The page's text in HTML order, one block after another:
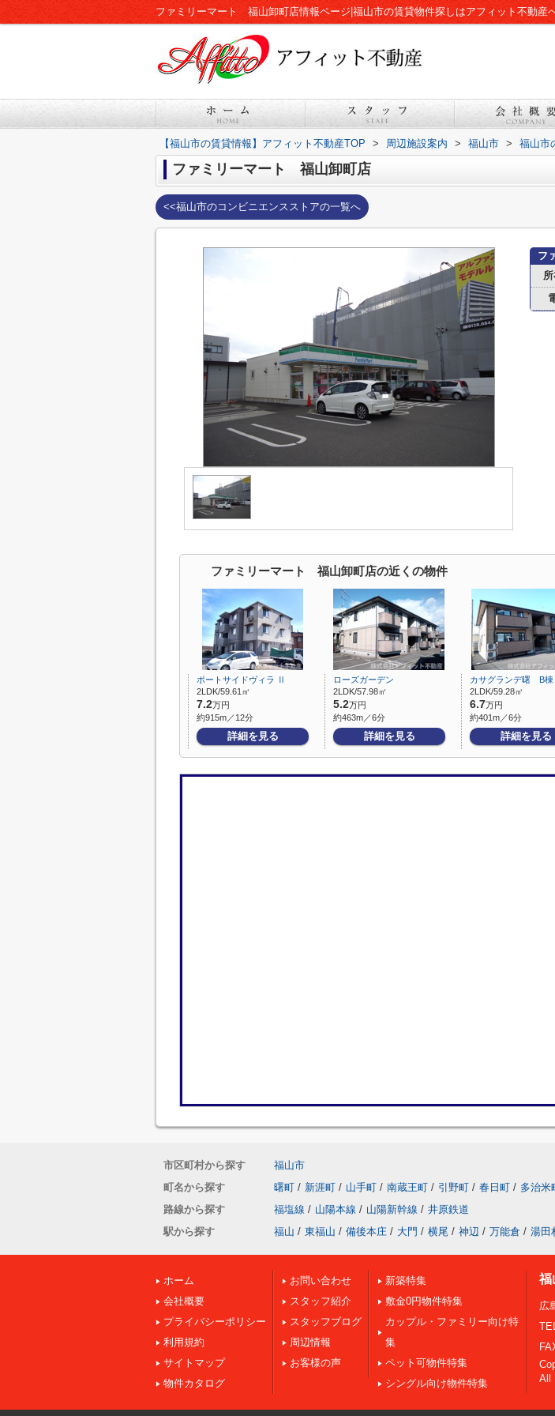
ファミリーマート 福山卸町店情報ページ|福山市の賃貸物件探しはアフィット不動産
【福山市の賃貸情報】アフィット不動産TOP > 周辺施設案内 > 福山市 > 福山市
ファミリーマート 福山卸町店
<<福山市のコンビニエンスストアの一覧へ
フ
ファミリーマート 福山卸町店の近くの物件
ポートサイドヴィラ Ⅱ
2LDK/59.61㎡
7.2万円
約915m／12分
詳細を見る
ローズガーデン
2LDK/57.98㎡
5.2万円
約463m／6分
詳細を見る
カサグランデ曙 B棟
2LDK/59.28㎡
6.7万円
約401m／6分
詳細を見る
市区町村から探す
福山市
町名から探す
曙町 / 新涯町 / 山手町 / 南蔵王町 / 引野町 / 春日町 / 多治米
路線から探す
福塩線 / 山陽本線 / 山陽新幹線 / 井原鉄道
駅から探す
福山 / 東福山 / 備後本庄 / 大門 / 横尾 / 神辺 / 万能倉 / 湯田
ホーム
会社概要
プライバシーポリシー
利用規約
サイトマップ
物件カタログ
お問い合わせ
スタッフ紹介
スタッフブログ
周辺情報
お客様の声
新築特集
敷金0円物件特集
カップル・ファミリー向け特
集
ペット可物件特集
シングル向け物件特集
福
広
All